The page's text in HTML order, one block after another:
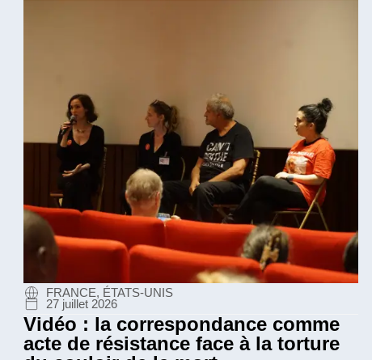
FRANCE, ÉTATS-UNIS
27 juillet 2026
Vidéo : la correspondance comme
acte de résistance face à la torture